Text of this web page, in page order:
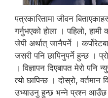
पत्रकारितामा जीवन
गर्नुभएको होला । पहिलो,
जेपी अर्थात् जानैपर्ने ।
जसरी पनि छापिनुपर्ने हुन्छ ।
। विज्ञापन दिएबापत मेरो पनि
त्यो छापिन्छ । दोस्रो,
उभ्याउनु हुन्छ भन्ने प्रश्न